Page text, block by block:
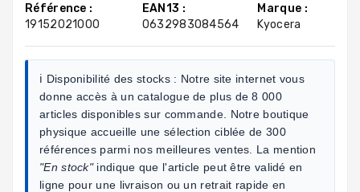
Référence :
19152021000
EAN13 :
0632983084564
Marque :
Kyocera
ℹ️ Disponibilité des stocks : Notre site internet vous
donne accès à un catalogue de plus de 8 000
articles disponibles sur commande. Notre boutique
physique accueille une sélection ciblée de 300
références parmi nos meilleures ventes. La mention
"En stock"indique que l'article peut être validé en
ligne pour une livraison ou un retrait rapide en